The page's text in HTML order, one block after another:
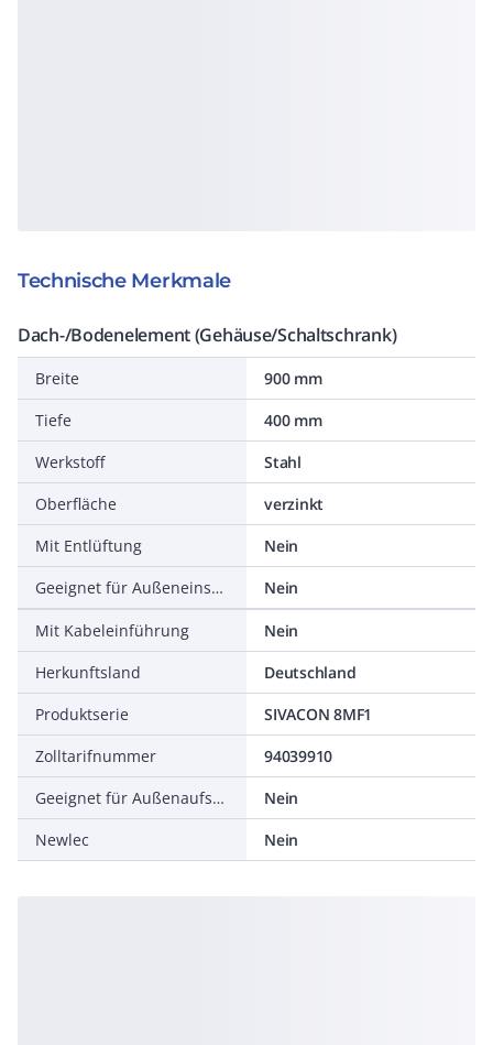
Technische Merkmale
Dach-/Bodenelement (Gehäuse/Schaltschrank)
Breite
900 mm
Tiefe
400 mm
Werkstoff
Stahl
Oberfläche
verzinkt
Mit Entlüftung
Nein
Geeignet für Außeneinsatz
Nein
Mit Kabeleinführung
Nein
Herkunftsland
Deutschland
Produktserie
SIVACON 8MF1
Zolltarifnummer
94039910
Geeignet für Außenaufstellung
Nein
Newlec
Nein